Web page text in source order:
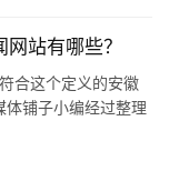
站有哪些？
合这个定义的安徽
体铺子小编经过整理